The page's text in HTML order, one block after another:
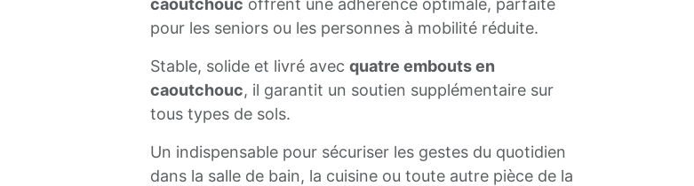
caoutchouc offrent une adhérence optimale, parfaite
pour les seniors ou les personnes à mobilité réduite.
Stable, solide et livré avec quatre embouts en
caoutchouc, il garantit un soutien supplémentaire sur
tous types de sols.
Un indispensable pour sécuriser les gestes du quotidien
dans la salle de bain, la cuisine ou toute autre pièce de la